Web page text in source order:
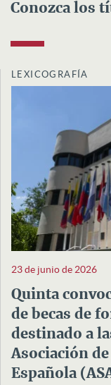
Conozca los
LEXICOGRAFÍA
23 de junio de 2026
Quinta
de becas de
destinado a
Asociación
Española